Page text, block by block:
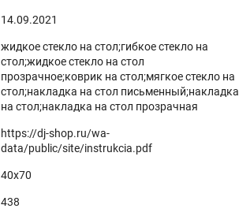
14.09.2021
жидкое стекло на стол;гибкое стекло на
стол;жидкое стекло на стол
прозрачное;коврик на стол;мягкое стекло на
стол;накладка на стол письменный;накладка
на стол;накладка на стол прозрачная
https://dj-shop.ru/wa-
data/public/site/instrukcia.pdf
40x70
438